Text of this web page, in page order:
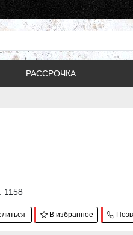
РАССРОЧКА
1158
В избранное